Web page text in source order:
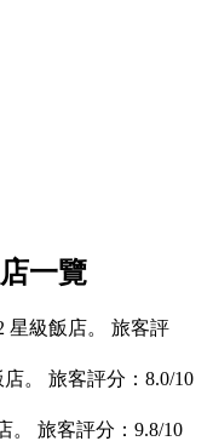
一覽
星級飯店。 旅客評
。 旅客評分：8.0/10
。 旅客評分：9.8/10